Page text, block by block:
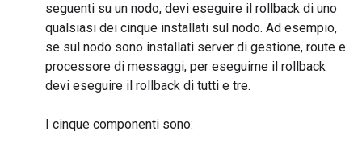
seguenti su un nodo, devi eseguire il rollback di uno
qualsiasi dei cinque installati sul nodo. Ad esempio,
se sul nodo sono installati server di gestione, route e
processore di messaggi, per eseguirne il rollback
devi eseguire il rollback di tutti e tre.
I cinque componenti sono: